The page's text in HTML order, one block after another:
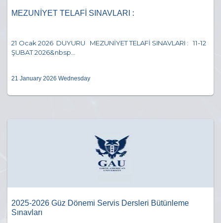
MEZUNİYET TELAFİ SINAVLARI :
21 Ocak 2026 DUYURU MEZUNİYET TELAFİ SINAVLARI : 11-12
ŞUBAT 2026&nbsp...
21 January 2026 Wednesday
2025-2026 Güz Dönemi Servis Dersleri Bütünleme
Sınavları